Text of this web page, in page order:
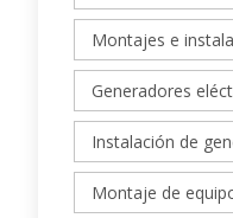
Montajes e
Generadores
Instalación de
Montaje de